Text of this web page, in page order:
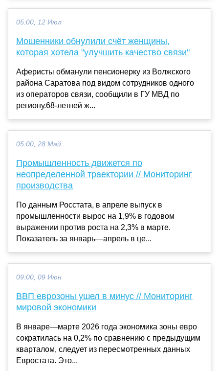
05:00, 12 Июл
Мошенники обнулили счёт женщины,
которая хотела "улучшить качество связи"
Аферисты обманули пенсионерку из Волжского
района Саратова под видом сотрудников одного
из операторов связи, сообщили в ГУ МВД по
региону.68-летней ж...
05:00, 28 Май
Промышленность движется по
неопределенной траектории // Мониторинг
производства
По данным Росстата, в апреле выпуск в
промышленности вырос на 1,9% в годовом
выражении против роста на 2,3% в марте.
Показатель за январь—апрель в це...
09:00, 09 Июн
ВВП еврозоны ушел в минус // Мониторинг
мировой экономики
В январе—марте 2026 года экономика зоны евро
сократилась на 0,2% по сравнению с предыдущим
кварталом, следует из пересмотренных данных
Евростата. Это...